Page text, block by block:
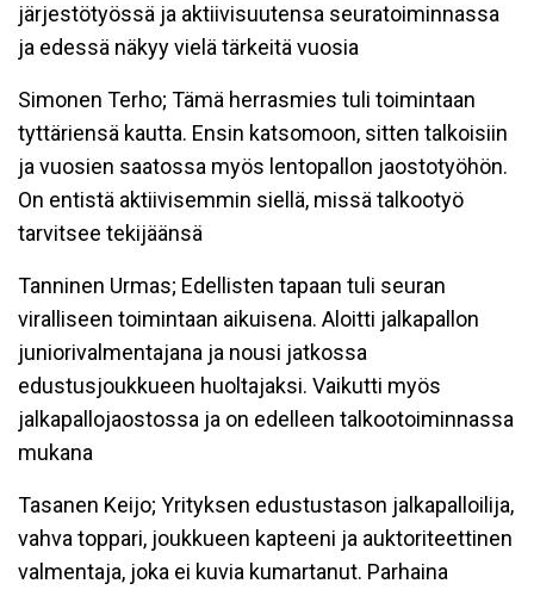
järjestötyössä ja aktiivisuutensa seuratoiminnassa
ja edessä näkyy vielä tärkeitä vuosia
Simonen Terho; Tämä herrasmies tuli toimintaan
tyttäriensä kautta. Ensin katsomoon, sitten talkoisiin
ja vuosien saatossa myös lentopallon jaostotyöhön.
On entistä aktiivisemmin siellä, missä talkootyö
tarvitsee tekijäänsä
Tanninen Urmas; Edellisten tapaan tuli seuran
viralliseen toimintaan aikuisena. Aloitti jalkapallon
juniorivalmentajana ja nousi jatkossa
edustusjoukkueen huoltajaksi. Vaikutti myös
jalkapallojaostossa ja on edelleen talkootoiminnassa
mukana
Tasanen Keijo; Yrityksen edustustason jalkapalloilija,
vahva toppari, joukkueen kapteeni ja auktoriteettinen
valmentaja, joka ei kuvia kumartanut. Parhaina